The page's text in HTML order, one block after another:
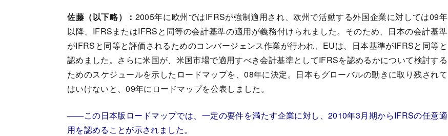
佐藤（以下略）： 2005年に欧州ではIFRSが強制適用され、欧州で活動する外国企業に対しては09年
以降、IFRSまたはIFRSと同等の会計基準の適用が義務付けられました。そのため、日本の会計基準
がIFRSと同等と評価されるためのコンバージェンス作業が行われ、EUは、日本基準がIFRSと同等と
認めました。さらに米国が、米国市場で適用すべき会計基準としてIFRSを認めるかについて検討する
ためのスケジュールを示したロードマップを、08年に決定。日本もグローバルの動きに取り残されて
はいけないと、09年にロードマップを公表しました。
――この日本版ロードマップでは、一定の要件を満たす企業に対し、2010年3月期からIFRSの任意適
用を認めることが示されました。